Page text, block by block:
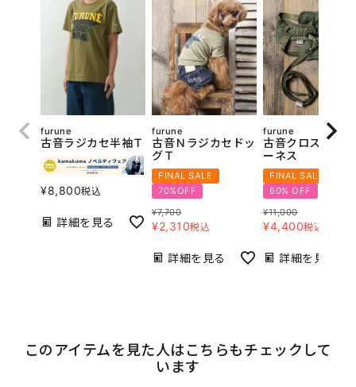
furune
古音ラジカセ半袖Ｔ
¥8,800税込
詳細を見る
furune
古音Ｎラジカセドッ
グＴ
FINAL SALE
70%OFF
¥7,700
¥2,310税込
詳細を見る
furune
古音クロスボー
ーネス
FINAL SALE
60% OFF
¥11,000
¥4,400税込
詳細を見る
このアイテムを見た人はこちらもチェックして
います